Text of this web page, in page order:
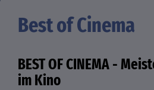
Best of Cinema
BEST OF CINEMA -
im Kino